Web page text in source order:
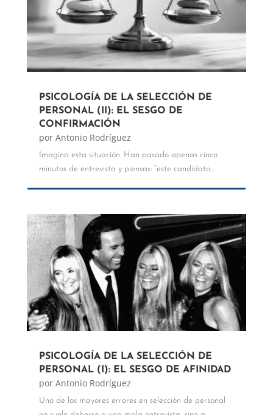
PSICOLOGÍA DE LA SELECCIÓN DE
PERSONAL (II): EL SESGO DE
CONFIRMACIÓN
por Antonio Rodríguez
Imagina esta situación. Han pasado apenas cinco
minutos de entrevista y piensas: “este candidato...
PSICOLOGÍA DE LA SELECCIÓN DE
PERSONAL (I): EL SESGO DE AFINIDAD
por Antonio Rodríguez
Uno de los mayores errores en selección de personal